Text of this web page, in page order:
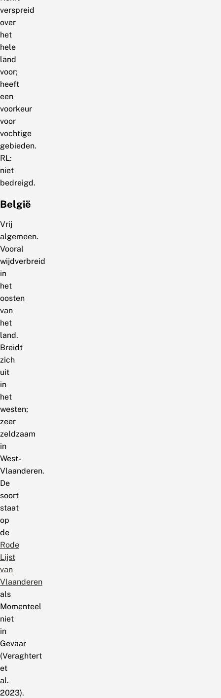
verspreid
over
het
hele
land
voor;
heeft
een
voorkeur
voor
vochtige
gebieden.
RL:
niet
bedreigd.
België
Vrij
algemeen.
Vooral
wijdverbreid
in
het
oosten
van
het
land.
Breidt
zich
uit
in
het
westen;
zeer
zeldzaam
in
West-
Vlaanderen.
De
soort
staat
op
de
Rode
Lijst
van
Vlaanderen
als
Momenteel
niet
in
Gevaar
(Veraghtert
et
al.
2023).